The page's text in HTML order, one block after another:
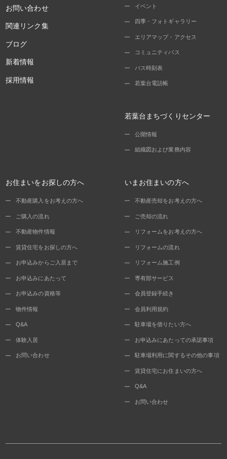
お問い合わせ
関連リンク集
ブログ
新着情報
採用情報
イベント
四季・フォトギャラリー
エリアマップ・アクセス
コミュニティバス
バス時刻表
若葉台電話帳
若葉台まちづくりセンター
公開情報
組織図および業務内容
お住まいをお探しの方へ
不動産購入をお考えの方へ
ご購入の流れ
不動産物件情報
賃貸住宅をお探しの方へ
お申込みからご入居まで
お申込みにあたって
お申込みの資格等
物件情報
Q&A
体験入居
お問い合わせ
いまお住まいの方へ
不動産売却をお考えの方へ
ご売却の流れ
リフォームをお考えの方へ
リフォームの流れ
リフォーム施工例
専有部サービス
会員登録手続き
会員利用規約
駐車場を借りたい方へ
お申込みにあたっての承諾事項
駐車場利用に関するその他の事項
賃貸住宅にお住まいの方へ
Q&A
お問い合わせ